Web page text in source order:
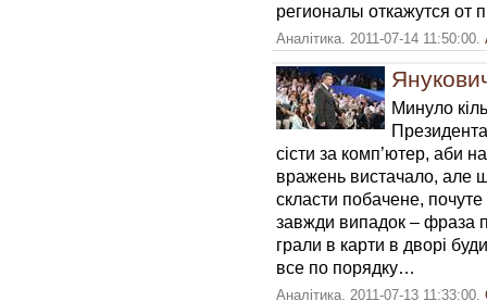
регионалы откажутся от
Аналітика. 2011-07-14 11:50:00.
Минуло
сісти за комп’ютер, аби
вражень вистачало, але
скласти побачене, почуте
завжди випадок – фраза
грали в карти в дворі
все по порядку…
Аналітика. 2011-07-13 11:33:00.